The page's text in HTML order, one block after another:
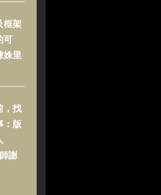
框架
可
姝里
，找
：版
謝